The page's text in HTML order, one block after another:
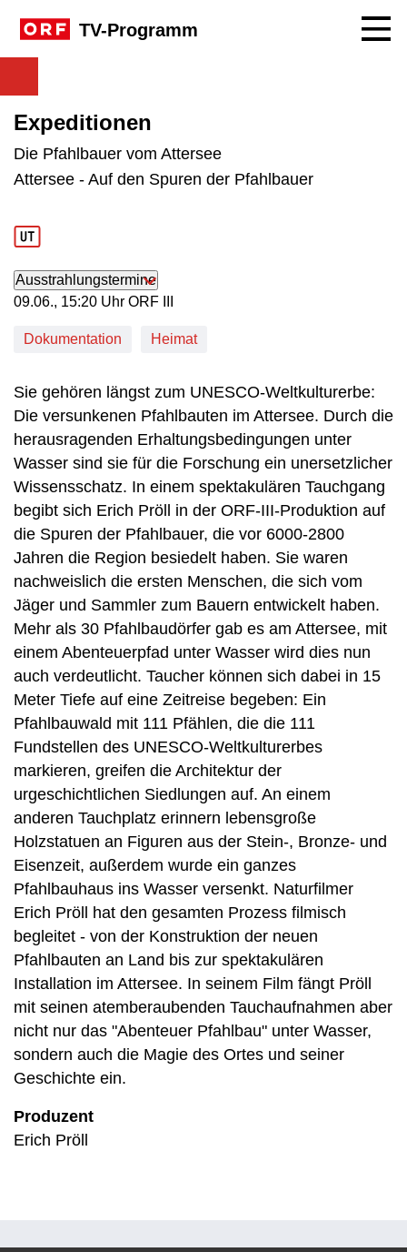
TV-Programm
Expeditionen
Die Pfahlbauer vom Attersee
Attersee - Auf den Spuren der Pfahlbauer
Ausstrahlungstermine
09. Juni, 15:20 Uhr in ORF III
09.06., 15:20 Uhr ORF III
Dokumentation Heimat
Sie gehören längst zum UNESCO-Weltkulturerbe:
Die versunkenen Pfahlbauten im Attersee. Durch die
herausragenden Erhaltungsbedingungen unter
Wasser sind sie für die Forschung ein unersetzlicher
Wissensschatz. In einem spektakulären Tauchgang
begibt sich Erich Pröll in der ORF-III-Produktion auf
die Spuren der Pfahlbauer, die vor 6000-2800
Jahren die Region besiedelt haben. Sie waren
nachweislich die ersten Menschen, die sich vom
Jäger und Sammler zum Bauern entwickelt haben.
Mehr als 30 Pfahlbaudörfer gab es am Attersee, mit
einem Abenteuerpfad unter Wasser wird dies nun
auch verdeutlicht. Taucher können sich dabei in 15
Meter Tiefe auf eine Zeitreise begeben: Ein
Pfahlbauwald mit 111 Pfählen, die die 111
Fundstellen des UNESCO-Weltkulturerbes
markieren, greifen die Architektur der
urgeschichtlichen Siedlungen auf. An einem
anderen Tauchplatz erinnern lebensgroße
Holzstatuen an Figuren aus der Stein-, Bronze- und
Eisenzeit, außerdem wurde ein ganzes
Pfahlbauhaus ins Wasser versenkt. Naturfilmer
Erich Pröll hat den gesamten Prozess filmisch
begleitet - von der Konstruktion der neuen
Pfahlbauten an Land bis zur spektakulären
Installation im Attersee. In seinem Film fängt Pröll
mit seinen atemberaubenden Tauchaufnahmen aber
nicht nur das "Abenteuer Pfahlbau" unter Wasser,
sondern auch die Magie des Ortes und seiner
Geschichte ein.
Produzent
Erich Pröll